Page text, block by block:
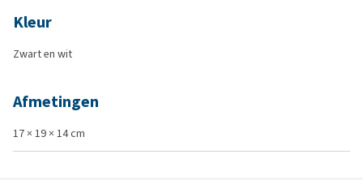
Kleur
Zwart en wit
Afmetingen
17 × 19 × 14 cm